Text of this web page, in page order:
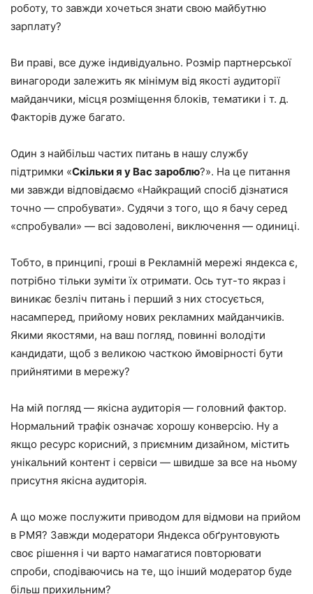
роботу, то завжди хочеться знати свою майбутню
зарплату?
Ви праві, все дуже індивідуально. Розмір партнерської
винагороди залежить як мінімум від якості аудиторії
майданчики, місця розміщення блоків, тематики і т. д.
Факторів дуже багато.
Один з найбільш частих питань в нашу службу
підтримки «Скільки я у Вас зароблю?». На це питання
ми завжди відповідаємо «Найкращий спосіб дізнатися
точно — спробувати». Судячи з того, що я бачу серед
«спробували» — всі задоволені, виключення — одиниці.
Тобто, в принципі, гроші в Рекламній мережі яндекса є,
потрібно тільки зуміти їх отримати. Ось тут-то якраз і
виникає безліч питань і перший з них стосується,
насамперед, прийому нових рекламних майданчиків.
Якими якостями, на ваш погляд, повинні володіти
кандидати, щоб з великою часткою ймовірності бути
прийнятими в мережу?
На мій погляд — якісна аудиторія — головний фактор.
Нормальний трафік означає хорошу конверсію. Ну а
якщо ресурс корисний, з приємним дизайном, містить
унікальний контент і сервіси — швидше за все на ньому
присутня якісна аудиторія.
А що може послужити приводом для відмови на прийом
в РМЯ? Завжди модератори Яндекса обґрунтовують
своє рішення і чи варто намагатися повторювати
спроби, сподіваючись на те, що інший модератор буде
більш прихильним?